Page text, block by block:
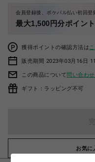
会員登録後、ポケパル払い初回登
最大1,500円分ポイン
獲得ポイントの確認方法は
販売期間 2023年03月16日
この商品について問い合わ
ギフト：ラッピング不可
お気に